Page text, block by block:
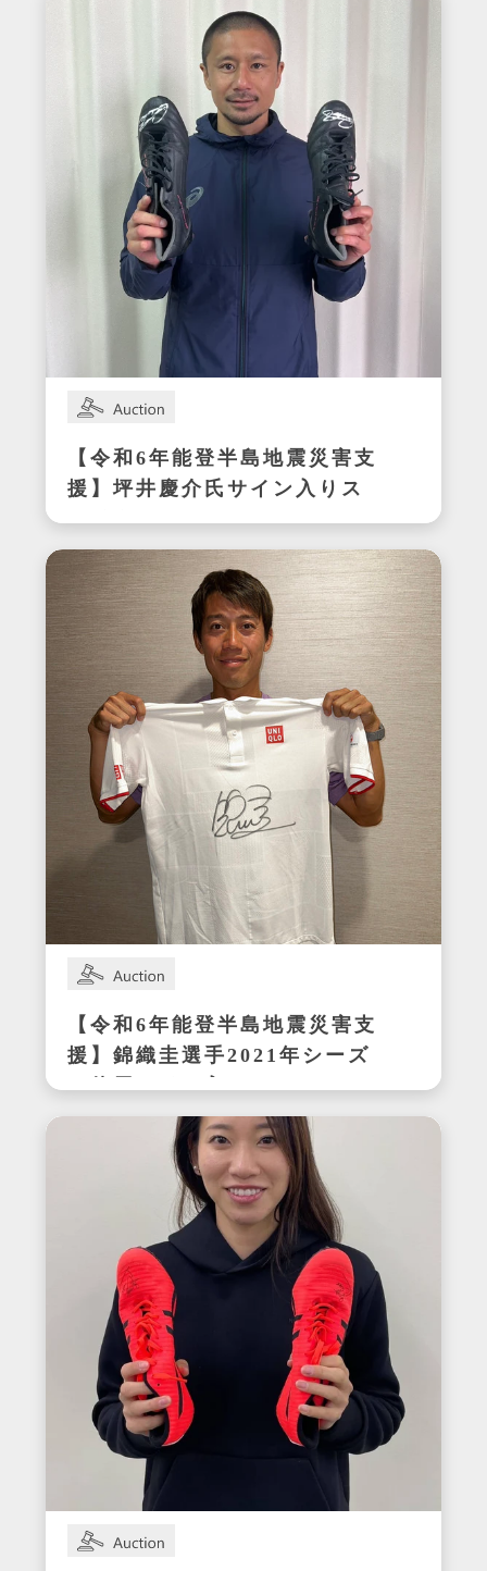
【令和6年能登半島地震災害支
援】坪井慶介氏サイン入りス
パイク
【令和6年能登半島地震災害支
援】錦織圭選手2021年シーズ
ン使用サイン入りウェア